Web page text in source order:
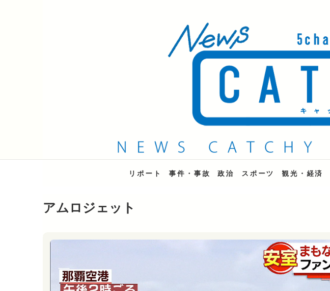
QAB NEWS Headline
キャッチー 月曜〜金曜 午後6時15分放送
リポート 事件・事故 政治 スポーツ 観光・経済
アムロジェット